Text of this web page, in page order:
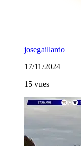
josegaillardo
17/11/2024
15 vues